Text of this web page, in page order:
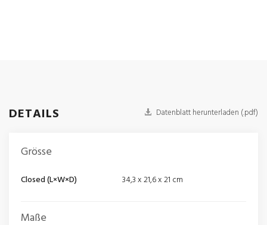
DETAILS Datenblatt herunterladen (.pdf)
Grösse
Closed (L×W×D) 34,3 x 21,6 x 21 cm
Maße